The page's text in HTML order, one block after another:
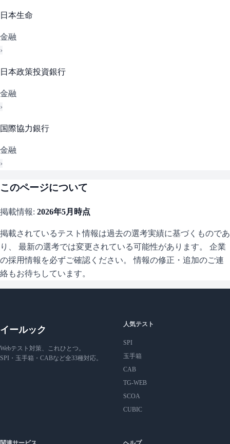
日本生命
金融
›
日本政策投資銀行
金融
›
国際協力銀行
金融
›
このページについて
掲載情報: 2026年5月 時点
掲載されているテスト情報は過去の選考実績に基づくものであ
り、 最新の選考では変更されている可能性があります。 企業
の採用情報を必ずご確認ください。 情報の修正・追加のご連
絡もお待ちしています。
イールック
Webテスト対策、これひとつ。
SPI・玉手箱・CABなど全33種対応。
人気テスト
SPI
玉手箱
CAB
TG-WEB
SCOA
CUBIC